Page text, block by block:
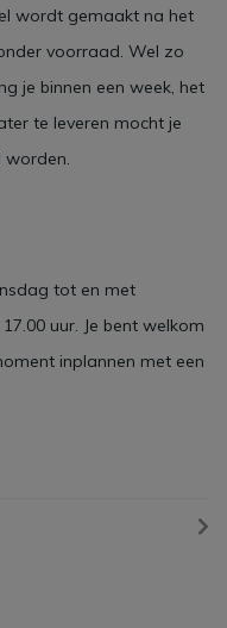
wordt gemaakt na het
voorraad. Wel zo
je binnen een week, het
te leveren mocht je
worden.
tot en met
uur. Je bent welkom
inplannen met een